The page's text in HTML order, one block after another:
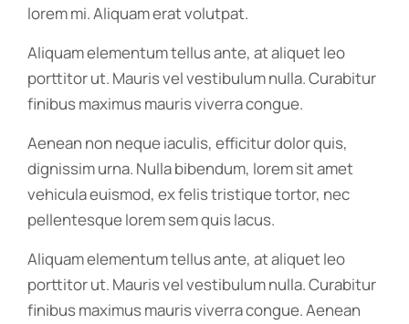
lorem mi. Aliquam erat volutpat.
Aliquam elementum tellus ante, at aliquet leo
porttitor ut. Mauris vel vestibulum nulla. Curabitur
finibus maximus mauris viverra congue.
Aenean non neque iaculis, efficitur dolor quis,
dignissim urna. Nulla bibendum, lorem sit amet
vehicula euismod, ex felis tristique tortor, nec
pellentesque lorem sem quis lacus.
Aliquam elementum tellus ante, at aliquet leo
porttitor ut. Mauris vel vestibulum nulla. Curabitur
finibus maximus mauris viverra congue. Aenean